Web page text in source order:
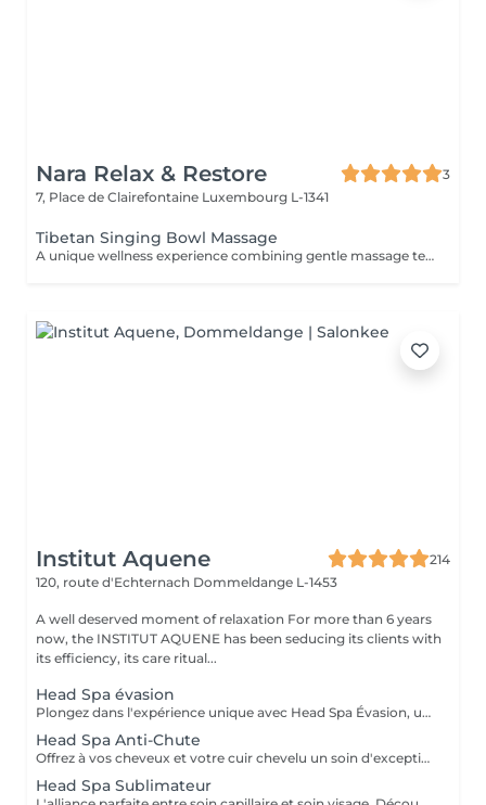
Nara Relax & Restore
3
7, Place de Clairefontaine Luxembourg L-1341
Tibetan Singing Bowl Massage
A unique wellness experience combining gentle massage techniques, aromatic oils, and the soothing sounds of Tibetan singing bowls. The harmonious vibrations and calming tones create a deeply immersive atmosphere, helping you disconnect from daily stress and enjoy a moment of complete tranquility.
Institut Aquene
214
120, route d'Echternach Dommeldange L-1453
A well deserved moment of relaxation For more than 6 years
now, the INSTITUT AQUENE has been seducing its clients with
its efficiency, its care ritual...
Head Spa évasion
Plongez dans l'expérience unique avec Head Spa Évasion, un soin dédié exclusivement à votre cuir chevelu. Ce rituel express est idéal pour découvrir les bienfaits du Head Spa, alliant relaxation profonde et stimulation du cuir chevelu. Un Moment Pour Vous Évader - Nettoyage en profondeur: Élimination des impuretés pour un cuir chevelu purifié. - Massage ciblé: Une gestuelle relaxante qui stimule la microcirculation et soulage les tensions. - Hydratation et soin: Des produits adaptés pour nourrir et revitaliser votre cuir chevelu. Un sèche cheveux et des brosses sont mis à votre disposition pour que vous ne repartiez pas avec la tête mouillée.
Head Spa Anti-Chute
Offrez à vos cheveux et votre cuir chevelu un soin d'exception avec notre Head Spa Anti-chute, utilisant les produits haut de gamme NANNIC. Ce traitement innovant a été conçu pour prévenir la chute des cheveux, favoriser leur repousse et renforcer leur santé globale. Les Bienfaits des Produits NANNIC Les soins NANNIC sont formulés avec des complexes innovants et des ingrédients naturels tels que: - Peptides bioactifs: stimulent la croissance et renforcent les racines. - Extraits végétaux: Apaisent et rééquilibrent le cuir chevelu. - Technologie NBE: Optimise la pénétration des actifs pour des résultats visible dès les premières séances. Afin de prolonger les bienfaits à la maison, bénéficiez d'une réduction de 15% sur la gamme capillaire ainsi que les trousses au format voyage et/ou découverte. Un sèche cheveux et des brosses sont mis à votre disposition pour que vous ne repartiez pas avec la tête mouillée
Head Spa Sublimateur